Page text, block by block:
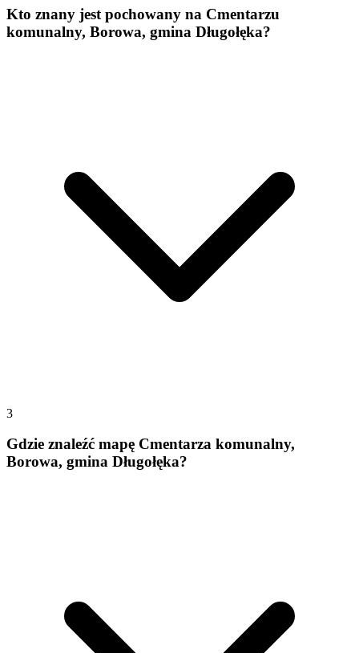
Kto znany jest pochowany na Cmentarzu
komunalny, Borowa, gmina Długołęka?
3
Gdzie znaleźć mapę Cmentarza komunalny,
Borowa, gmina Długołęka?